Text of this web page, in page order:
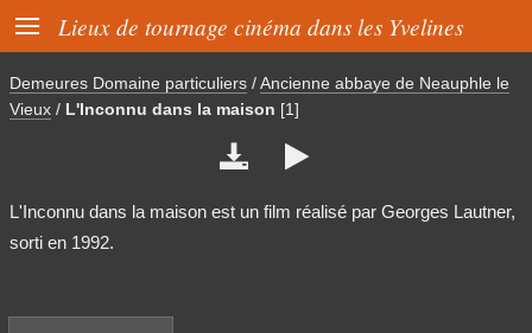
 Lieux de tournage cinéma dans les Yvelines
Demeures Domaine particuliers /Ancienne abbaye de Neauphle le
Vieux / L'Inconnu dans la maison [1]
 
L'Inconnu dans la maison est un film réalisé par Georges Lautner,
sorti en 1992.